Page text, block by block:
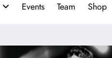
Events Team Shop